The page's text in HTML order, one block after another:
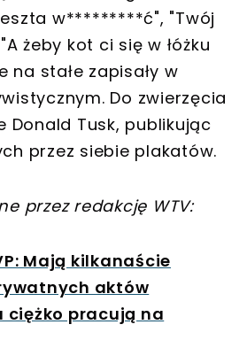
w*********ć", "Twój
żeby kot ci się w łóżku
na stałe zapisały w
Do zwierzęcia
Donald Tusk, publikując
przez siebie plakatów.
przez redakcję WTV:
Mają kilkanaście
aktów
ciężko pracują na